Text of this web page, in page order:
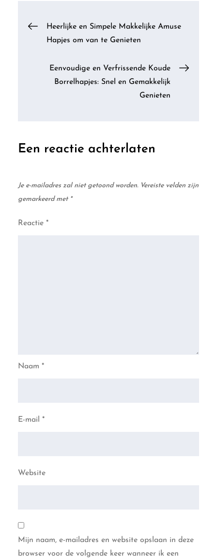
Berichtnavigatie
Heerlijke en Simpele Makkelijke Amuse
Hapjes om van te Genieten
Eenvoudige en Verfrissende Koude
Borrelhapjes: Snel en Gemakkelijk
Genieten
Een reactie achterlaten
Je e-mailadres zal niet getoond worden. Vereiste velden zijn
gemarkeerd met *
Reactie*
Naam*
E-mail*
Website
Mijn naam, e-mailadres en website opslaan in deze
browser voor de volgende keer wanneer ik een